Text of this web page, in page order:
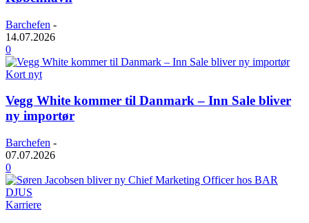
Barchefen -
14.07.2026
0
Kort nyt
Vegg White kommer til Danmark – Inn Sale bliver
ny importør
Barchefen -
07.07.2026
0
Karriere